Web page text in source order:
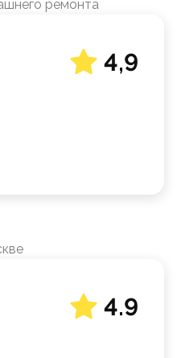
ремонта
4,9
4.9